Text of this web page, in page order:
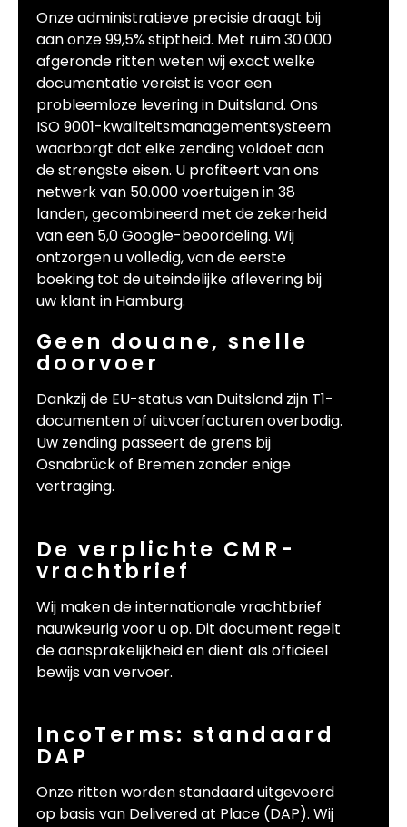
Onze administratieve precisie draagt bij
aan onze 99,5% stiptheid. Met ruim 30.000
afgeronde ritten weten wij exact welke
documentatie vereist is voor een
probleemloze levering in Duitsland. Ons
ISO 9001-kwaliteitsmanagementsysteem
waarborgt dat elke zending voldoet aan
de strengste eisen. U profiteert van ons
netwerk van 50.000 voertuigen in 38
landen, gecombineerd met de zekerheid
van een 5,0 Google-beoordeling. Wij
ontzorgen u volledig, van de eerste
boeking tot de uiteindelijke aflevering bij
uw klant in Hamburg.
Geen douane, snelle
doorvoer
Dankzij de EU-status van Duitsland zijn T1-
documenten of uitvoerfacturen overbodig.
Uw zending passeert de grens bij
Osnabrück of Bremen zonder enige
vertraging.
De verplichte CMR-
vrachtbrief
Wij maken de internationale vrachtbrief
nauwkeurig voor u op. Dit document regelt
de aansprakelijkheid en dient als officieel
bewijs van vervoer.
IncoTerms: standaard
DAP
Onze ritten worden standaard uitgevoerd
op basis van Delivered at Place (DAP). Wij